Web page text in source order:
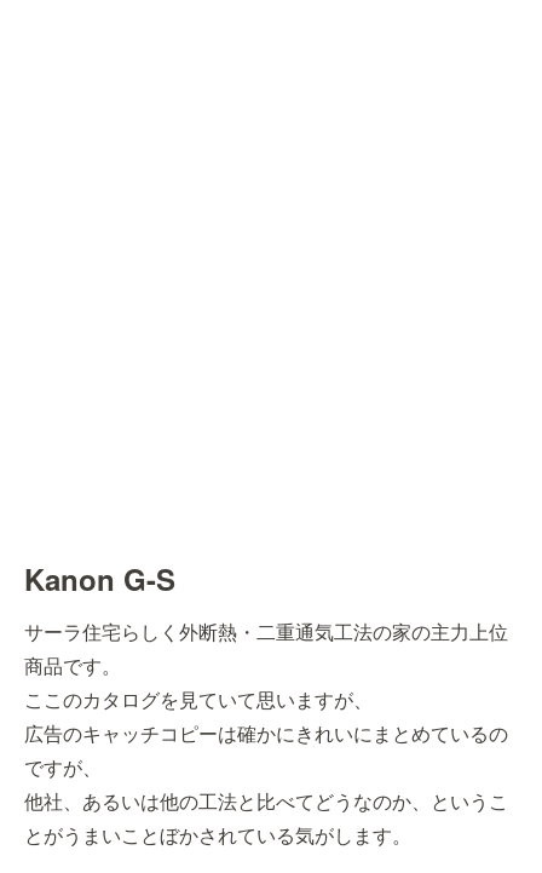
Kanon G-S
サーラ住宅らしく外断熱・二重通気工法の家の主力上位
商品です。
ここのカタログを見ていて思いますが、
広告のキャッチコピーは確かにきれいにまとめているの
ですが、
他社、あるいは他の工法と比べてどうなのか、というこ
とがうまいことぼかされている気がします。